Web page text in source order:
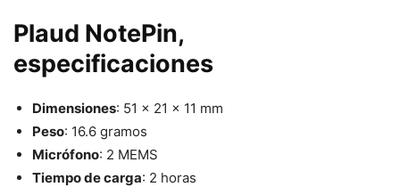
Plaud NotePin,
especificaciones
Dimensiones: 51 x 21 x 11 mm
Peso: 16.6 gramos
Micrófono: 2 MEMS
Tiempo de carga: 2 horas